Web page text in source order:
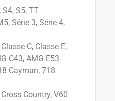
S4, S5, TT
Série 3, Série 4,
C, Classe E,
C43, AMG E53
Cayman, 718
Country, V60